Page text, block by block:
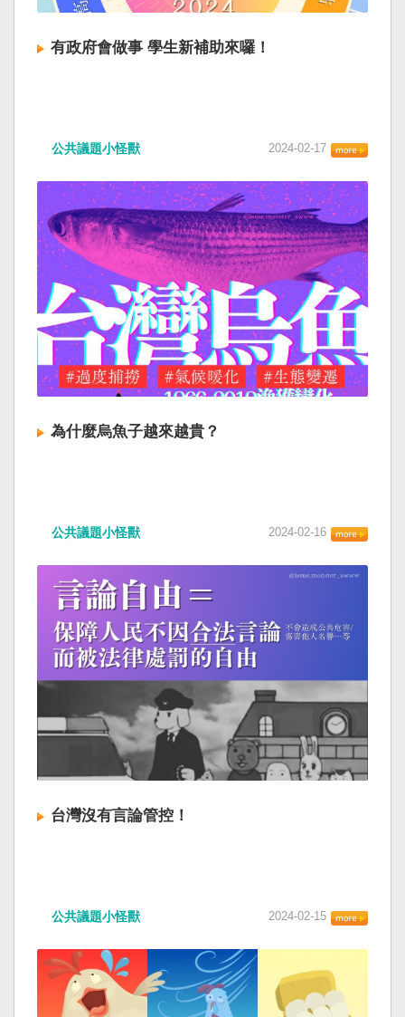
有政府會做事 學生新補助來囉！
公共議題小怪獸 2024-02-17
為什麼烏魚子越來越貴？
公共議題小怪獸 2024-02-16
台灣沒有言論管控！
公共議題小怪獸 2024-02-15